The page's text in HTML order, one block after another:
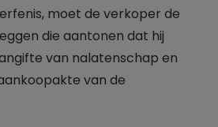
moet de verkoper de
die aantonen dat hij
van nalatenschap en
van de